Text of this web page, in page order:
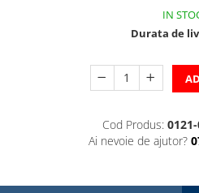
IN
Durata de
Cod Produs:
Ai nevoie de ajutor?